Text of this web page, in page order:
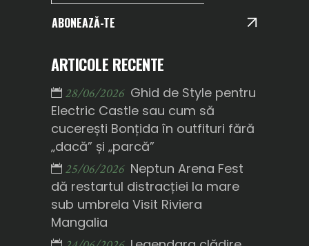
ABONEAZĂ-TE
ARTICOLE RECENTE
28/06/2026 Ghid de Style pentru
Electric Castle sau cum să
cucerești Bonțida în outfituri fără
„dacă” și „parcă”
25/06/2026 Neptun Arena Fest
dă restartul distracției la mare
sub umbrela Visit Riviera
Mangalia